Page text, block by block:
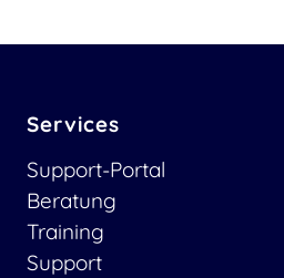
Services
Support-Portal
Beratung
Training
Support